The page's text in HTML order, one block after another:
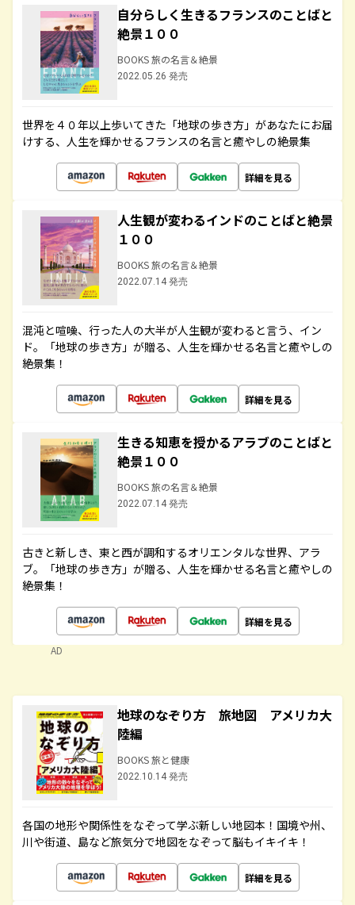
自分らしく生きるフランスのことばと
絶景１００
BOOKS 旅の名言＆絶景
2022.05.26 発売
世界を４０年以上歩いてきた「地球の歩き方」があなたにお届
けする、人生を輝かせるフランスの名言と癒やしの絶景集
詳細を見る
人生観が変わるインドのことばと絶景
１００
BOOKS 旅の名言＆絶景
2022.07.14 発売
混沌と喧噪、行った人の大半が人生観が変わると言う、イン
ド。「地球の歩き方」が贈る、人生を輝かせる名言と癒やしの
絶景集！
詳細を見る
生きる知恵を授かるアラブのことばと
絶景１００
BOOKS 旅の名言＆絶景
2022.07.14 発売
古きと新しき、東と西が調和するオリエンタルな世界、アラ
ブ。「地球の歩き方」が贈る、人生を輝かせる名言と癒やしの
絶景集！
詳細を見る
AD
地球のなぞり方 旅地図 アメリカ大
陸編
BOOKS 旅と健康
2022.10.14 発売
各国の地形や関係性をなぞって学ぶ新しい地図本！国境や州、
川や街道、島など旅気分で地図をなぞって脳もイキイキ！
詳細を見る